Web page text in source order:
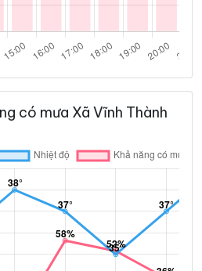
có mưa Xã Vĩnh Thành